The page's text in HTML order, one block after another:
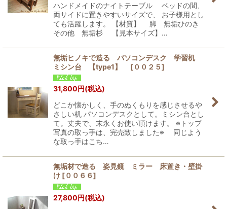
ハンドメイドのナイトテーブル ベッドの間、
両サイドに置きやすいサイズで、 お子様用とし
ても活躍します。 【材質】 脚 無垢ひのき
その他 無垢杉 【見本サイズ】…
無垢ヒノキで造る パソコンデスク 学習机
ミシン台 【type1】
[００２５]
31,800円(税込)
どこか懐かしく、手のぬくもりを感じさせるや
さしい机 パソコンデスクとして。ミシン台とし
て。丈夫で、末永くお使い頂けます。 ※トップ
写真の取っ手は、完売致しました※ 同じよう
な取っ手はこち…
無垢材で造る 姿見鏡 ミラー 床置き・壁掛
け [００６６]
27,800円(税込)